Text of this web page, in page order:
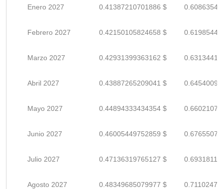
Enero 2027 0.41387210701886 $
Febrero 2027 0.42150105824658 $
Marzo 2027 0.42931399363162 $
Abril 2027 0.43887265209041 $
Mayo 2027 0.44894333434354 $
Junio 2027 0.46005449752859 $
Julio 2027 0.47136319765127 $
Agosto 2027 0.48349685079977 $